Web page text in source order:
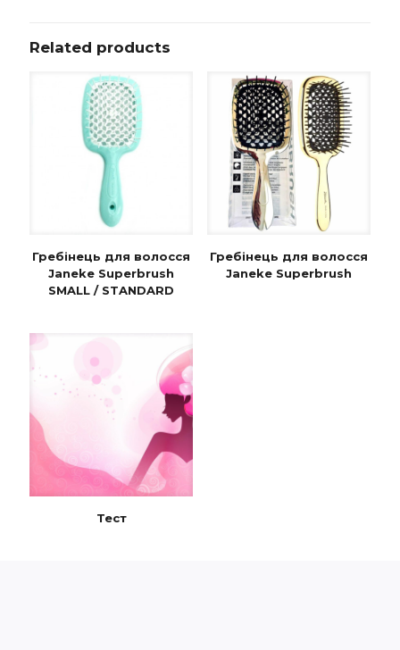
Related products
Гребінець для волосся
Janeke Superbrush
SMALL / STANDARD
Гребінець для волосся
Janeke Superbrush
Тест